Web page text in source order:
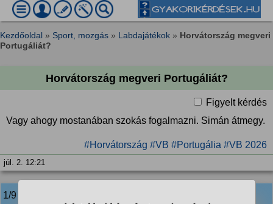
Kezdőoldal » Sport, mozgás » Labdajátékok » Horvátország megveri
Portugáliát?
Horvátország megveri Portugáliát?
Figyelt kérdés
Vagy ahogy mostanában szokás fogalmazni. Simán átmegy.
#Horvátország #VB #Portugália #VB 2026
júl. 2. 12:21
1/9